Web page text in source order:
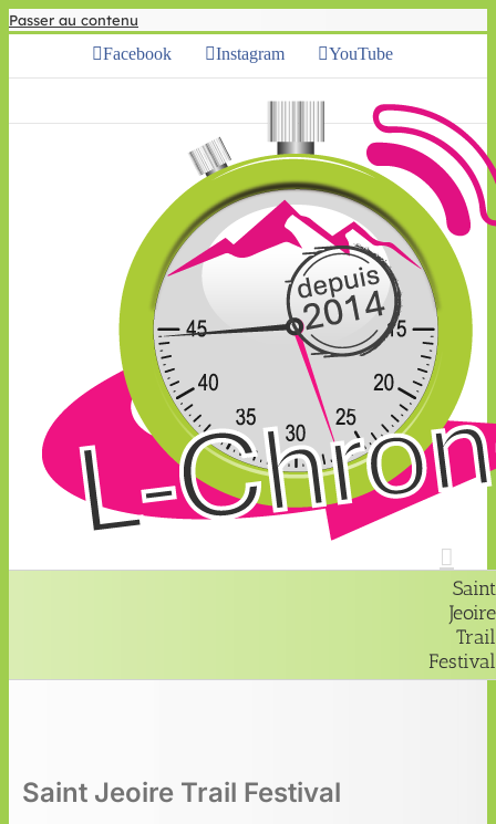
Passer au contenu
Facebook Instagram YouTube
Saint
Jeoire
Trail
Festival
Saint Jeoire Trail Festival